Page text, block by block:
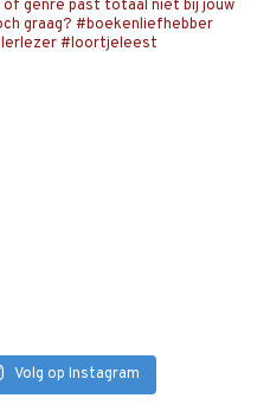
Volg op Instagram